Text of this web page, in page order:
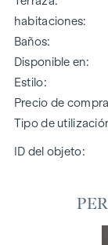
habitaciones
Baños
Disponible en
Estilo
Precio de compra
Tipo de
ID del objeto: